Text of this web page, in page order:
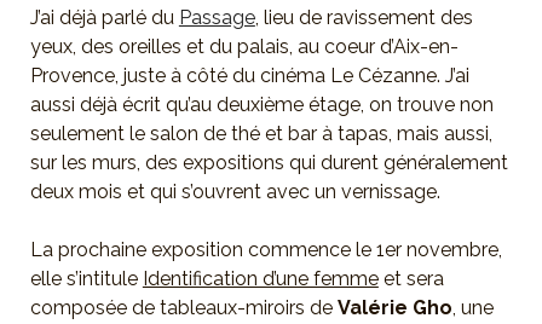
J’ai déjà parlé du Passage, lieu de ravissement des
yeux, des oreilles et du palais, au coeur d’Aix-en-
Provence, juste à côté du cinéma Le Cézanne. J’ai
aussi déjà écrit qu’au deuxième étage, on trouve non
seulement le salon de thé et bar à tapas, mais aussi,
sur les murs, des expositions qui durent généralement
deux mois et qui s’ouvrent avec un vernissage.
La prochaine exposition commence le 1er novembre,
elle s’intitule Identification d’une femmeet sera
composée de tableaux-miroirs de Valérie Gho, une